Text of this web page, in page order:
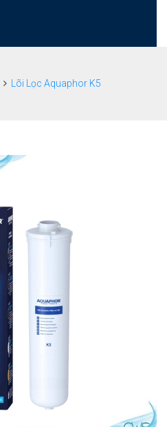
Lõi Lọc Aquaphor K5